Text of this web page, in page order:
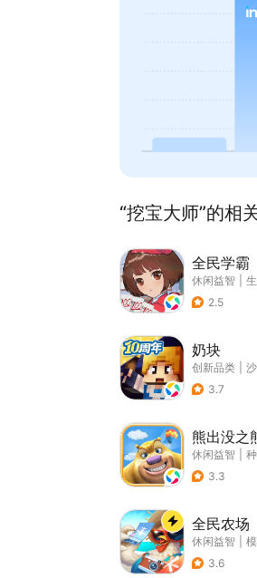
“挖宝大师”的相
全民学霸
休闲益智
2.5
奶块
创新品类
3.7
熊出没之
休闲益智
3.3
全民农场
休闲益智
3.6